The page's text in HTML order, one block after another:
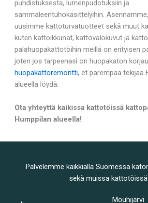
puhdistuksesta, lumenpudotuksiin ja
sammaleentuhokäsittelyihin.
uusimme kattoturvatuotteet sekä muut
kuten kattoikkunat, kattovalokuvut ja
palahuopakattotöihin meillä on erityisen
joten jos tarpeenasi on huopakaton
huopakattoremontti, et parempaa tekijää
alueella löydä.
Ota yhteyttä kaikissa kattotöissä
Humppilan alueella!
Palvelemme kaikkialla Suomessa
sekä muissa kattotöissä
Mouhijärvi